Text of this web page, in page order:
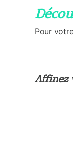
Pour
Affinez